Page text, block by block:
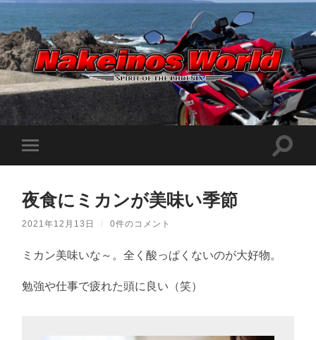
Nakeinos
world
ノ
ー
ル
|
や
ら
記
を
書
バ
ル
メ
ニ
ュ
切
替
え
検
夜食にミカンが美味い季節
2021年12月13日 / 0件のコメント
ミカン美味いな～。全く酸っぱくないのが大好物。
勉強や仕事で疲れた頭に良い（笑）